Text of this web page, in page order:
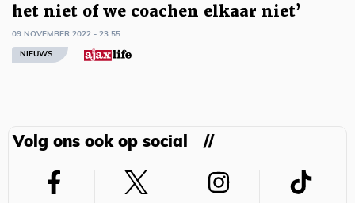
het niet of we coachen elkaar niet’
09 NOVEMBER 2022 - 23:55
NIEUWS
Volg ons ook op social